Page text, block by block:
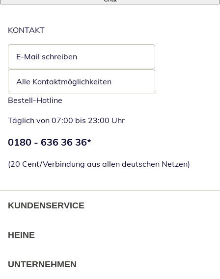
KONTAKT
E-Mail schreiben
Öffnet E-Mail-Client
Alle Kontaktmöglichkeiten
Bestell-Hotline
Täglich von 07:00 bis 23:00 Uhr
Telefonnummer:
0180 - 636 36 36*
(20 Cent/Verbindung aus allen deutschen Netzen)
KUNDENSERVICE
HEINE
UNTERNEHMEN